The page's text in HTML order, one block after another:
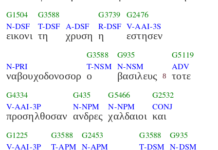
G1504
N-DSF
εικονι
G3588
T-DSF
τη
A-DSF
χρυση
G3739
R-DSF
η
G2476
V-AAI-3S
εστησεν
N-PRI
ναβουχοδονοσορ
G3588
T-NSM
ο
G935
N-NSM
βασιλευς 8
G5119
ADV
τοτε
G4334
V-AAI-3P
προσηλθοσαν
G435
N-NPM
ανδρες
G5466
N-NPM
χαλδαιοι
G2532
CONJ
και
G1225
V-AAI-3P
G3588
T-APM
G2453
N-APM
G3588
T-DSM
G935
N-DSM